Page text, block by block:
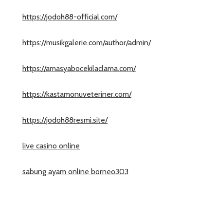
https://jodoh88-official.com/
https://musikgalerie.com/author/admin/
https://amasyabocekilaclama.com/
https://kastamonuveteriner.com/
https://jodoh88resmi.site/
live casino online
sabung ayam online borneo303